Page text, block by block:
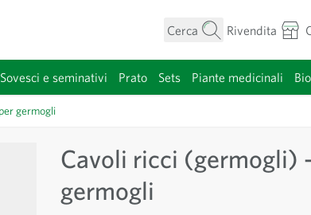
Cerca
Rivendita
Sovesci e seminativi Prato Sets Piante medicinali
germogli
Cavoli ricci (germogli)
germogli